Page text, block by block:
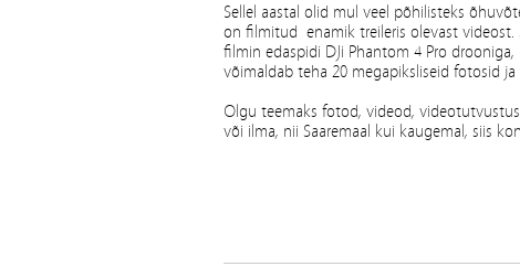
Sellel aastal olid mul veel põhilisteks
on filmitud enamik treileris olevast videost.
filmin edaspidi DJi Phantom 4 Pro
võimaldab teha 20 megapiksliseid fotosid
Olgu teemaks fotod, videod,
või ilma, nii Saaremaal kui kaugemal, siis